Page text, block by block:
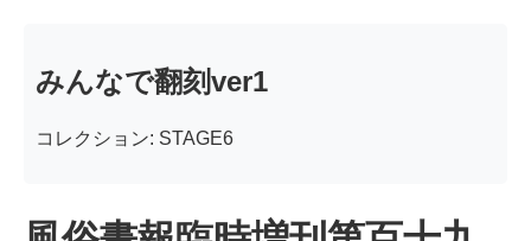
みんなで翻刻ver1
コレクション: STAGE6